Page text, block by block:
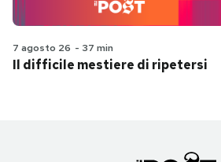
7 agosto 26 - 37 min
Il difficile mestiere di ripetersi